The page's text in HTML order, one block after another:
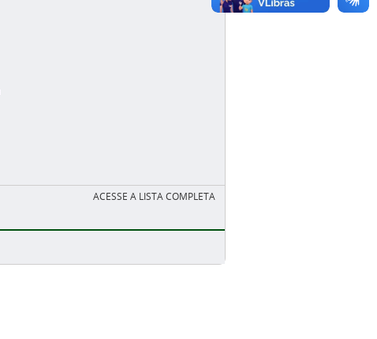
ACESSE A LISTA COMPLETA